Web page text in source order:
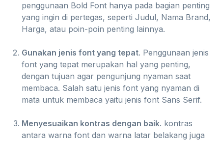
penggunaan Bold Font hanya pada bagian penting
yang ingin di pertegas, seperti Judul, Nama Brand,
Harga, atau poin-poin penting lainnya.
Gunakan jenis font yang tepat. Penggunaan jenis
font yang tepat merupakan hal yang penting,
dengan tujuan agar pengunjung nyaman saat
membaca. Salah satu jenis font yang nyaman di
mata untuk membaca yaitu jenis font Sans Serif.
Menyesuaikan kontras dengan baik. kontras
antara warna font dan warna latar belakang juga